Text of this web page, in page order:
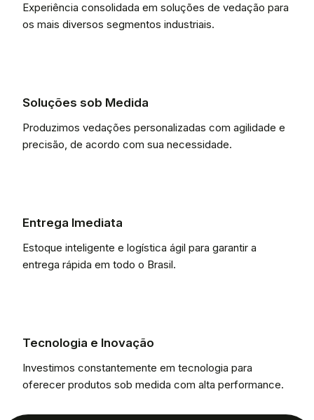
Experiência consolidada em soluções de vedação para
os mais diversos segmentos industriais.
Soluções sob Medida
Produzimos vedações personalizadas com agilidade e
precisão, de acordo com sua necessidade.
Entrega Imediata
Estoque inteligente e logística ágil para garantir a
entrega rápida em todo o Brasil.
Tecnologia e Inovação
Investimos constantemente em tecnologia para
oferecer produtos sob medida com alta performance.